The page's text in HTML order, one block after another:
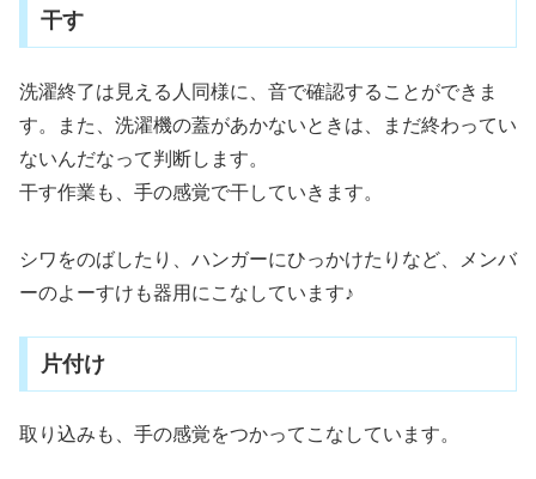
干す
洗濯終了は見える人同様に、音で確認することができま
す。また、洗濯機の蓋があかないときは、まだ終わってい
ないんだなって判断します。
干す作業も、手の感覚で干していきます。
シワをのばしたり、ハンガーにひっかけたりなど、メンバ
ーのよーすけも器用にこなしています♪
片付け
取り込みも、手の感覚をつかってこなしています。